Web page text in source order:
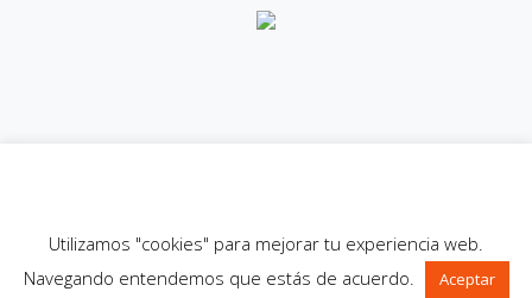
Utilizamos "cookies" para mejorar tu experiencia web.
Navegando entendemos que estás de acuerdo.
Aceptar